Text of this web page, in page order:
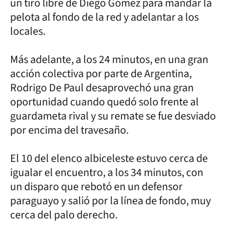
pelota al fondo de la red y adelantar a los
locales.
Más adelante, a los 24 minutos, en una gran
acción colectiva por parte de Argentina,
Rodrigo De Paul desaprovechó una gran
oportunidad cuando quedó solo frente al
guardameta rival y su remate se fue desviado
por encima del travesaño.
El 10 del elenco albiceleste estuvo cerca de
igualar el encuentro, a los 34 minutos, con
un disparo que rebotó en un defensor
paraguayo y salió por la línea de fondo, muy
cerca del palo derecho.